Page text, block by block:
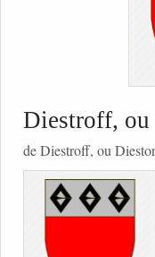
Diestroff,
de Diestroff, ou